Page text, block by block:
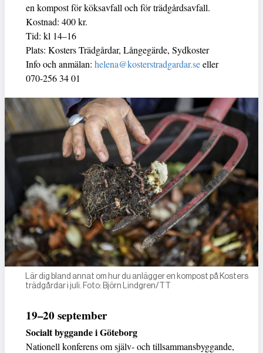
en kompost för köksavfall och för trädgårdsavfall.
Kostnad: 400 kr.
Tid: kl 14–16
Plats: Kosters Trädgårdar, Långegärde, Sydkoster
Info och anmälan: helena@kosterstradgardar.seeller
070-256 34 01
Lär dig bland annat om hur du anlägger en kompost på Kosters
trädgårdar i juli. Foto: Björn Lindgren/TT
19–20 september
Socialt byggande i Göteborg
Nationell konferens om själv- och tillsammansbyggande,